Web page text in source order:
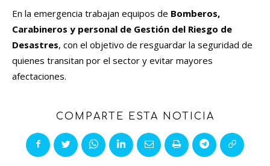
En la emergencia trabajan equipos de Bomberos,
Carabineros y personal de Gestión del Riesgo de
Desastres, con el objetivo de resguardar la seguridad de
quienes transitan por el sector y evitar mayores
afectaciones.
COMPARTE ESTA NOTICIA